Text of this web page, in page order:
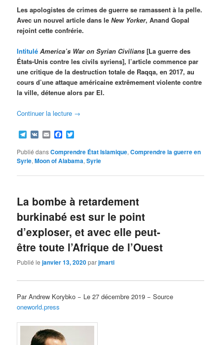
Les apologistes de crimes de guerre se ramassent à la pelle.
Avec un nouvel article dans leNew Yorker, Anand Gopal
rejoint cette confrérie.
Intitulé America’s War on Syrian Civilians [La guerre des
États-Unis contre les civils syriens], l’article commence par
une critique de la destruction totale de Raqqa, en 2017, au
cours d’une attaque américaine extrêmement violente contre
la ville, détenue alors par EI.
Continuer la lecture →
Telegram
VK EmailFacebook
Publié dansComprendre État Islamique,Comprendre la guerre en
Syrie,Moon of Alabama,Syrie
La bombe à retardement
burkinabé est sur le point
d’exploser, et avec elle peut-
être toute l’Afrique de l’Ouest
Publié lejanvier 13, 2020parjmarti
Par Andrew Korybko − Le 27 décembre 2019 − Source
oneworld.press